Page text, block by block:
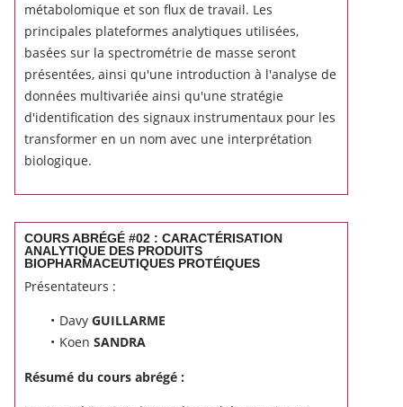
métabolomique et son flux de travail. Les
principales plateformes analytiques utilisées,
basées sur la spectrométrie de masse seront
présentées, ainsi qu'une introduction à l'analyse de
données multivariée ainsi qu'une stratégie
d'identification des signaux instrumentaux pour les
transformer en un nom avec une interprétation
biologique.
COURS ABRÉGÉ #02 : CARACTÉRISATION
ANALYTIQUE DES PRODUITS
BIOPHARMACEUTIQUES PROTÉIQUES
Présentateurs :
Davy GUILLARME
Koen SANDRA
Résumé du cours abrégé :